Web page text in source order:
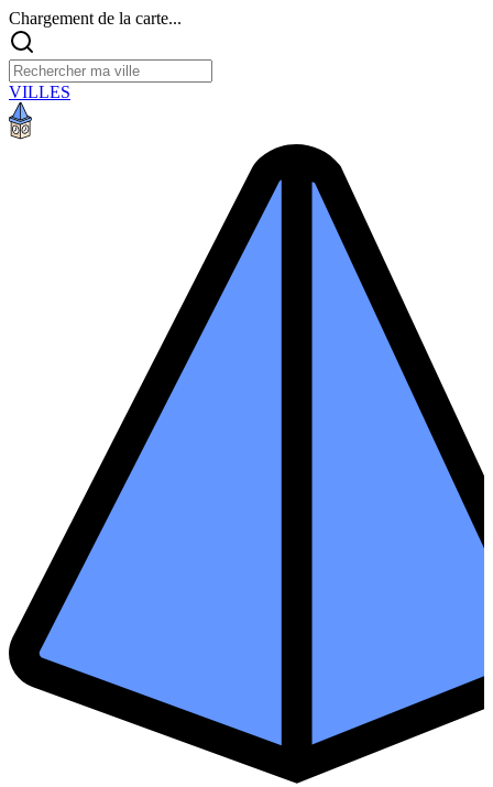
Chargement de la carte...
VILLES